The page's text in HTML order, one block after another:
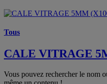
Tous
CALE VITRAGE
Vous pouvez rechercher le nom